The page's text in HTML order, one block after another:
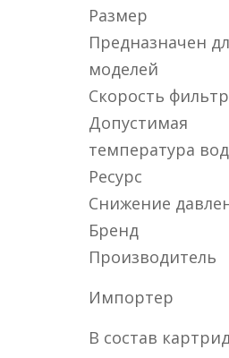
Размер
Предназначен
моделей
Cкорость
Допустимая
температура
Ресурс
Снижение
Бренд
Производитель
Импортер
В состав